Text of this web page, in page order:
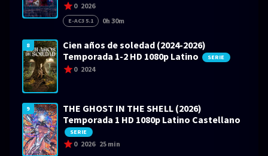
0 2026
E-AC3 5.1 0h 30m
8
Cien años de soledad (2024-2026)
Temporada 1-2 HD 1080p Latino
SERIE
0 2024
9
THE GHOST IN THE SHELL (2026)
Temporada 1 HD 1080p Latino Castellano
SERIE
0 2026 25 min